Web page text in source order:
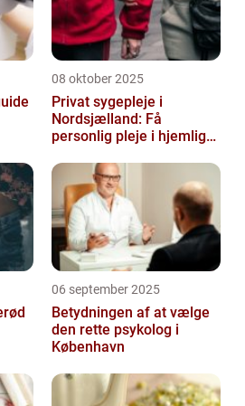
08 oktober 2025
Privat sygepleje i
Nordsjælland: Få
personlig pleje i hjemlige
06 september 2025
Betydningen af at vælge
den rette psykolog i
København